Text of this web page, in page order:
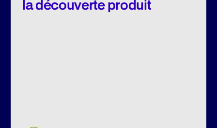
la découverte produit